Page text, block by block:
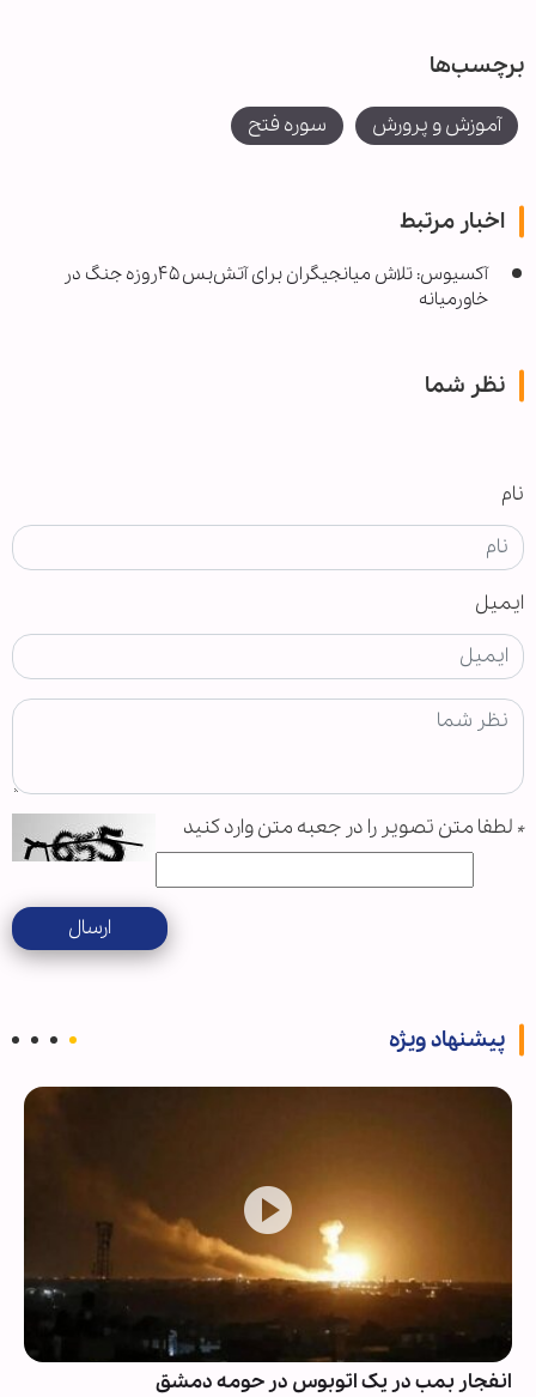
برچسب‌ها
آموزش و پرورش سوره فتح
اخبار مرتبط
آکسیوس: تلاش میانجیگران برای آتش‌بس ۴۵روزه جنگ در
خاورمیانه
نظر شما
نام
ایمیل
* لطفا متن تصویر را در جعبه متن وارد کنید
ارسال
پیشنهاد ویژه
انفجار بمب در یک اتوبوس در حومه دمشق